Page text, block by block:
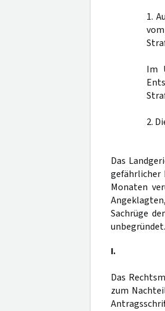
1.
Im
2.
Das
gefährlicher
Monaten
Sachrüge
unbegründet.
I.
Das
zum